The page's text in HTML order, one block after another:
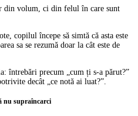
din volum, ci din felul în care sunt
copilul începe să simtă că asta este
sa se rezumă doar la cât este de
întrebări precum „cum ți s-a părut?”
decât „ce notă ai luat?”.
nu supraîncarci